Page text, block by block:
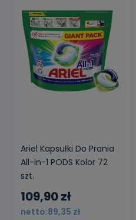
Ariel Kapsułki Do Prania
All-in-1 PODS Kolor 72
szt.
109,90 zł
89,35 zł
powiadom o
dostępności